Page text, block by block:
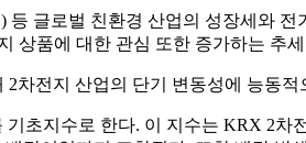
글로벌 친환경 산업의 성장세와
상품에 대한 관심 또한 증가하는 추
차전지 산업의 단기 변동성에 능동
초지수로 한다. 이 지수는 KRX 2